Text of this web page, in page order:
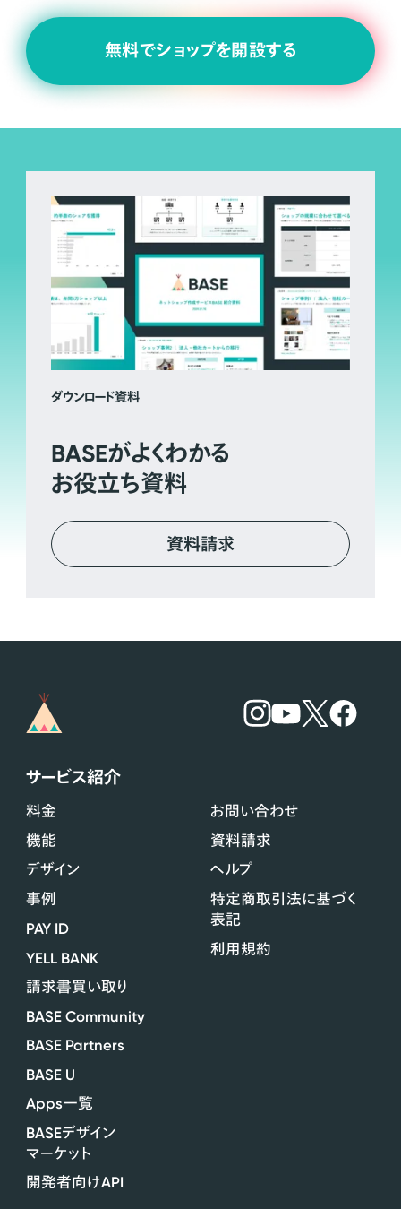
無料でショップを開設する
ダウンロード資料
BASEがよくわかる
お役立ち資料
資料請求
サービス紹介
料金
機能
デザイン
事例
PAY ID
YELL BANK
請求書買い取り
BASE Community
BASE Partners
BASE U
Apps一覧
BASEデザイン
マーケット
開発者向けAPI
お問い合わせ
資料請求
ヘルプ
特定商取引法に基づく
表記
利用規約